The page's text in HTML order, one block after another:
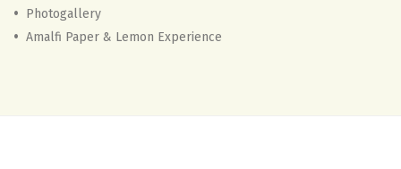
Photogallery
Amalfi Paper & Lemon Experience